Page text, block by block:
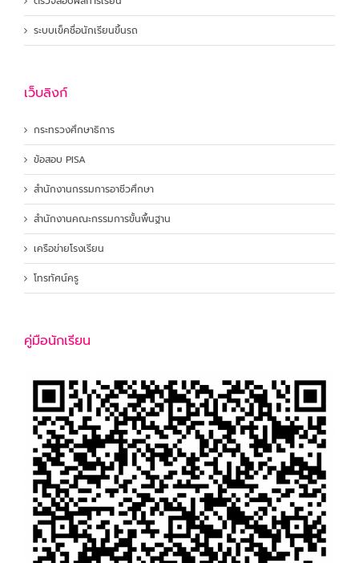
ระบบเข็คชื่อนักเรียนขึ้นรถ
เว็บลิงก์
กระทรวงศึกษาธิการ
ข้อสอบ PISA
สำนักงานกรรมการอาชีวศึกษา
สำนักงานคณะกรรมการขั้นพื้นฐาน
เครือข่ายโรงเรียน
โทรทัศน์ครู
คู่มือนักเรียน